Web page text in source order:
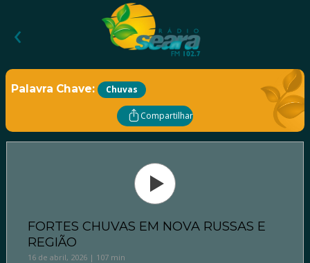
‹
Palavra Chave: Chuvas
Compartilhar
FORTES CHUVAS EM NOVA RUSSAS E
REGIÃO
16 de abril, 2026 | 107 min